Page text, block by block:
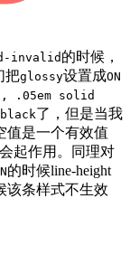
invalid的时候，
把glossy设置成ON
solid
了，但是当我
值是一个有效值
起作用。同理对
的时候line-height
该条样式不生效